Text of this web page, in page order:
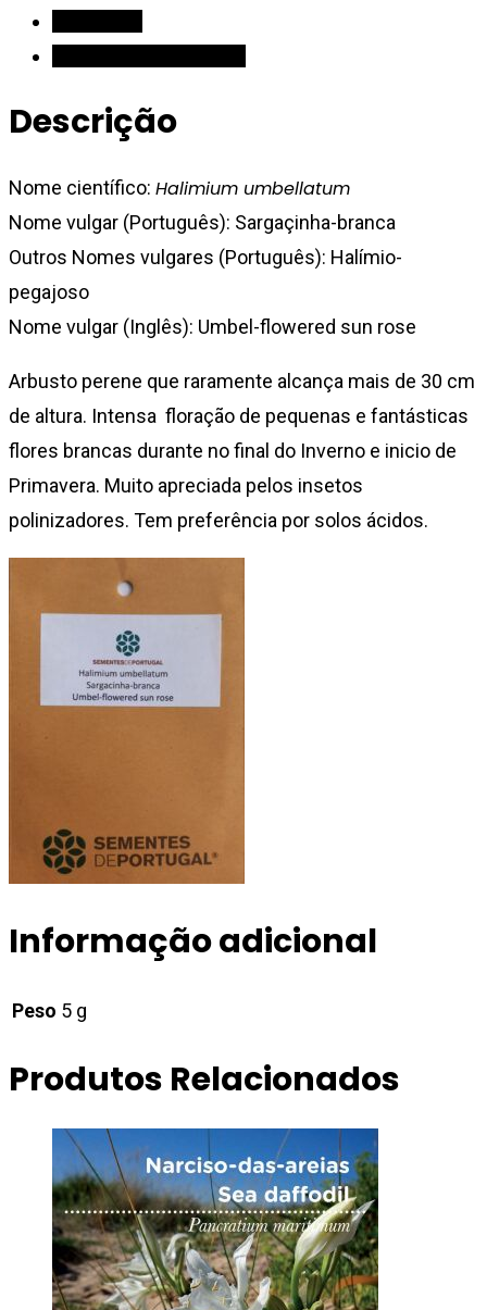
Descrição
Nome científico: Halimium umbellatum
Nome vulgar (Português): Sargaçinha-branca
Outros Nomes vulgares (Português): Halímio-
pegajoso
Nome vulgar (Inglês): Umbel-flowered sun rose
Arbusto perene que raramente alcança mais de 30 cm
de altura. Intensa floração de pequenas e fantásticas
flores brancas durante no final do Inverno e inicio de
Primavera. Muito apreciada pelos insetos
polinizadores. Tem preferência por solos ácidos.
Informação adicional
Peso 5 g
Produtos Relacionados